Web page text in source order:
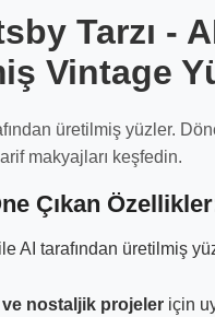
Tarzı -
Vintage
üretilmiş yüzler.
makyajları keşfedin.
Çıkan
ile AI tarafından üretilmiş
ve nostaljik projeler için